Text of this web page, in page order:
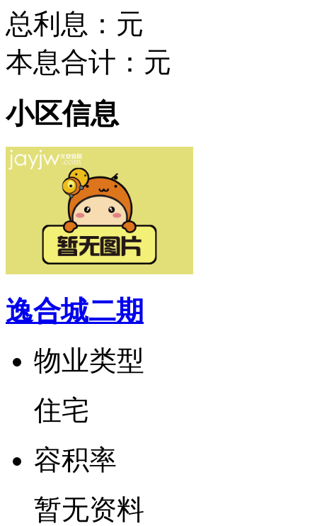
总利息： 元
本息合计： 元
小区信息
逸合城二期
物业类型
住宅
容积率
暂无资料